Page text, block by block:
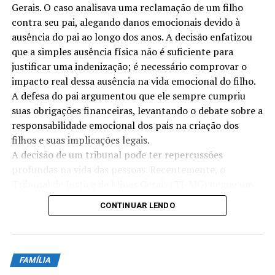
Com a nova decisão judicial, as expectativas em relação à
segurança dos cemitérios aumentaram, resultando em
uma cobrança maior por parte da comunidade e da
sociedade em geral para que haja melhorias nas medidas
de proteção de cemitérios. Este caso destaca a
importância de proteger a memória dos que já partiram
e garantir que os locais de descanso permaneçam
sagrados e respeitados.
Decisão da Justiça
A decisão da justiça nesse caso deinvasão de túmulo
foi um marco importante. O Tribunal de Justiça de São
impactos emocionais e psicológicos da violação do
sepultamento.
Gerais. O caso analisava uma reclamação de um filho
contra seu pai, alegando danos emocionais devido à
ausência do pai ao longo dos anos. A decisão enfatizou
que a simples ausência física não é suficiente para
justificar uma indenização; é necessário comprovar o
impacto real dessa ausência na vida emocional do filho.
A defesa do pai argumentou que ele sempre cumpriu
suas obrigações financeiras, levantando o debate sobre a
responsabilidade emocional dos pais na criação dos
filhos e suas implicações legais.
A decisão de um tribunal pode ter repercussões
Contexto do caso
Contexto do caso
CONTINUAR LENDO
FAMÍLIA